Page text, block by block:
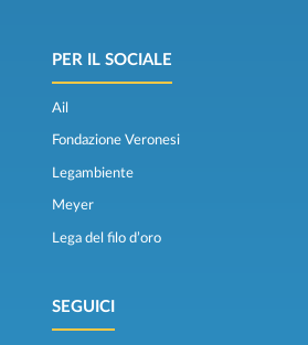
PER IL SOCIALE
Ail
Fondazione Veronesi
Legambiente
Meyer
Lega del filo d’oro
SEGUICI